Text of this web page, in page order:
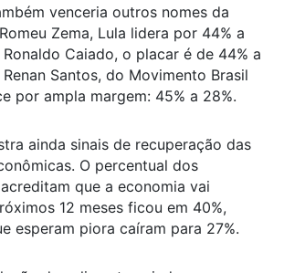
venceria outros nomes da
Zema, Lula lidera por 44% a
Caiado, o placar é de 44% a
Santos, do Movimento Brasil
por ampla margem: 45% a 28%.
ainda sinais de recuperação das
O percentual dos
que a economia vai
12 meses ficou em 40%,
esperam piora caíram para 27%.